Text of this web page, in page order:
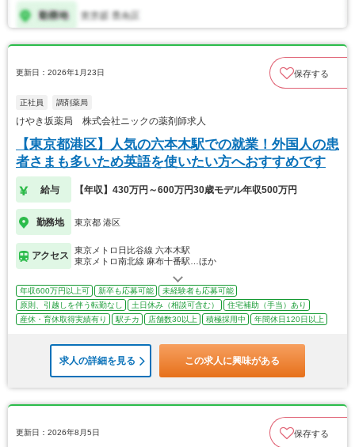
更新日：2026年1月23日 保存する
正社員 調剤薬局
けやき坂薬局 株式会社ニックの薬剤師求人
【東京都港区】人気の六本木駅での就業！外国人の患
者さまも多いため英語を使いたい方へおすすめです
給与 【年収】430万円～600万円30歳モデル年収500万円
勤務地 東京都 港区
アクセス
東京メトロ日比谷線 六本木駅
東京メトロ南北線 麻布十番駅…ほか
年収600万円以上可 新卒も応募可能
未経験者も応募可能
原則、引越しを伴う転勤なし
土日休み（相談可含む）
住宅補助（手当）あり
産休・育休取得実績有り
駅チカ 店舗数30以上 積極採用中 年間休日120日以上
求人の詳細を見る この求人に興味がある
更新日：2026年8月5日 保存する